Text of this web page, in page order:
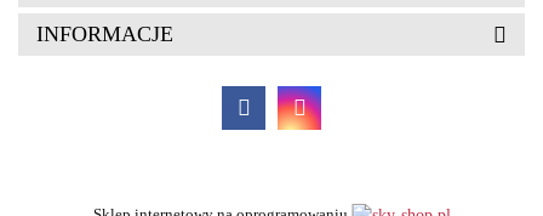
INFORMACJE